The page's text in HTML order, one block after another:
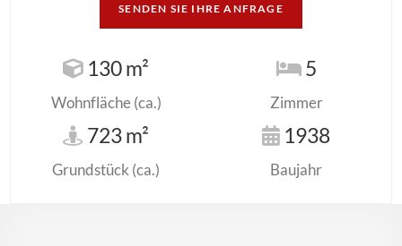
SENDEN SIE IHRE ANFRAGE
130 m²
Wohnfläche (ca.)
5
Zimmer
723 m²
Grundstück (ca.)
1938
Baujahr